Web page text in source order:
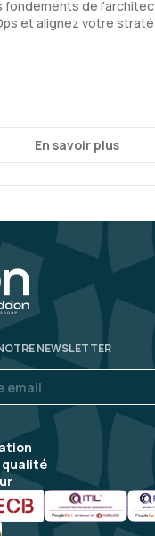
fondements de
et alignez votre
En savoir plus
qualité
NEWSLETTER